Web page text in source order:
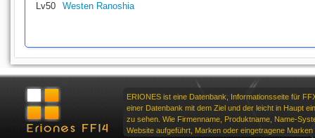
Lv50 Westen Ranoshia
ERIONES ist eine Datenbank, Informationsseite für
einer Datenbank mit dem Ziel und der leicht in Haupt
zu sehen. Wie Firmenname, Produktname, Name-
Website aufgeführt, Marken oder eingetragene Marken